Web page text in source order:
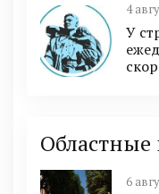
4
У
Областные
6